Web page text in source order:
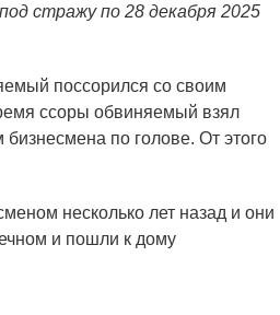
стражу по 28 декабря 2025
поссорился со своим
ссоры обвиняемый взял
по голове. От этого
несколько лет назад и они
и пошли к дому